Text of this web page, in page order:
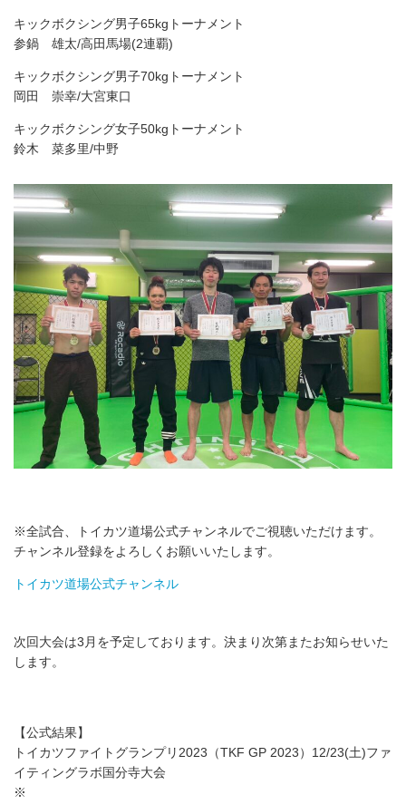
キックボクシング男子65kgトーナメント
参鍋 雄太/高田馬場(2連覇)
キックボクシング男子70kgトーナメント
岡田 崇幸/大宮東口
キックボクシング女子50kgトーナメント
鈴木 菜多里/中野
※全試合、トイカツ道場公式チャンネルでご視聴いただけます。
チャンネル登録をよろしくお願いいたします。
トイカツ道場公式チャンネル
次回大会は3月を予定しております。決まり次第またお知らせいた
します。
【公式結果】
トイカツファイトグランプリ2023（TKF GP 2023）12/23(土)ファ
イティングラボ国分寺大会
※